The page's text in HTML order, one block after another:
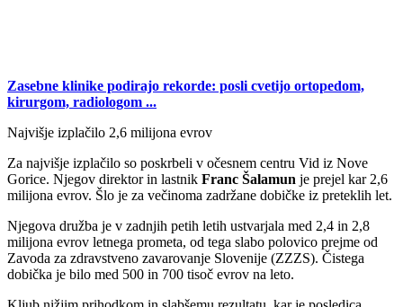
Zasebne klinike podirajo rekorde: posli cvetijo ortopedom,
kirurgom, radiologom ...
Najvišje izplačilo 2,6 milijona evrov
Za najvišje izplačilo so poskrbeli v očesnem centru Vid iz Nove
Gorice. Njegov direktor in lastnik Franc Šalamun je prejel kar 2,6
milijona evrov. Šlo je za večinoma zadržane dobičke iz preteklih let.
Njegova družba je v zadnjih petih letih ustvarjala med 2,4 in 2,8
milijona evrov letnega prometa, od tega slabo polovico prejme od
Zavoda za zdravstveno zavarovanje Slovenije (ZZZS). Čistega
dobička je bilo med 500 in 700 tisoč evrov na leto.